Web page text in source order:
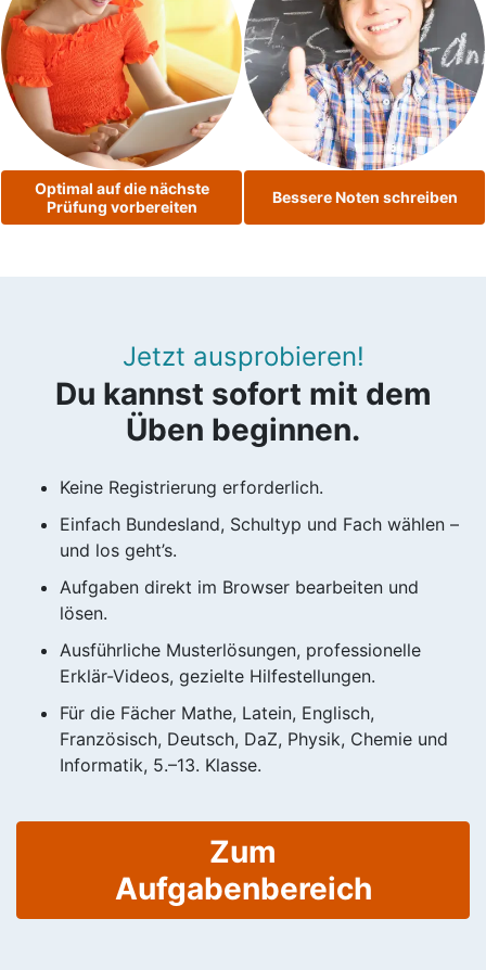
Optimal auf die nächste
Prüfung vorbereiten
Bessere Noten schreiben
Jetzt ausprobieren!
Du kannst sofort mit dem
Üben beginnen.
Keine Registrierung erforderlich.
Einfach Bundesland, Schultyp und Fach wählen –
und los geht’s.
Aufgaben direkt im Browser bearbeiten und
lösen.
Ausführliche Musterlösungen, professionelle
Erklär-Videos, gezielte Hilfestellungen.
Für die Fächer Mathe, Latein, Englisch,
Französisch, Deutsch, DaZ, Physik, Chemie und
Informatik, 5.–13. Klasse.
Zum
Aufgabenbereich